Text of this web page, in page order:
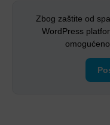
Zbog zaštite od
WordPress